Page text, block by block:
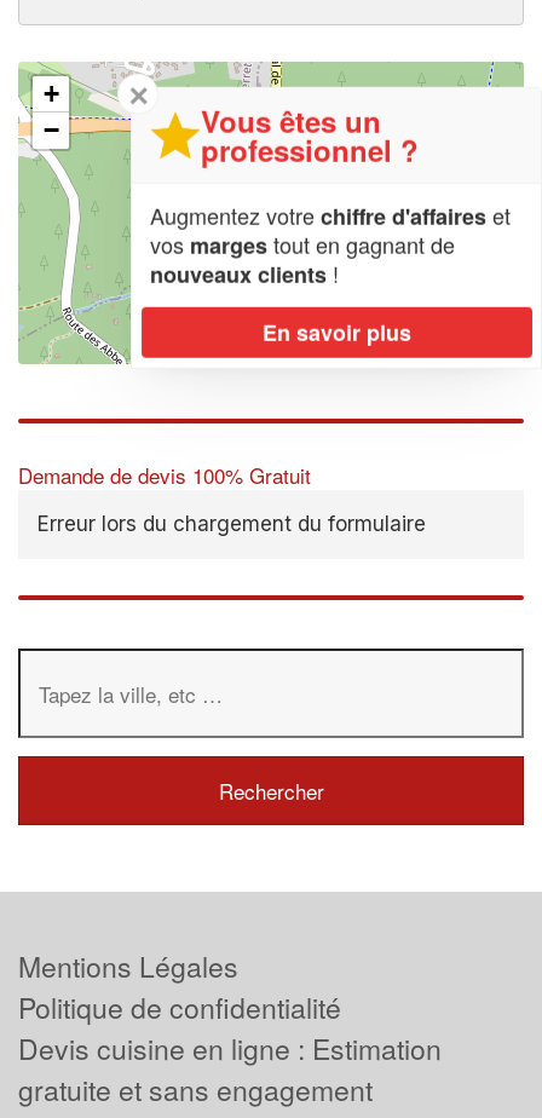
+
−
Leaflet| Map data ©OpenStreetMap contributors,CC-BY-SA
Demande de devis 100% Gratuit
Erreur lors du chargement du formulaire
✕
Vous êtes un
professionnel ?
Augmentez votrechiffre d'affaireset
vos margestout en gagnant de
nouveaux clients !
En savoir plus
Mentions Légales
Politique de confidentialité
Devis cuisine en ligne : Estimation
gratuite et sans engagement